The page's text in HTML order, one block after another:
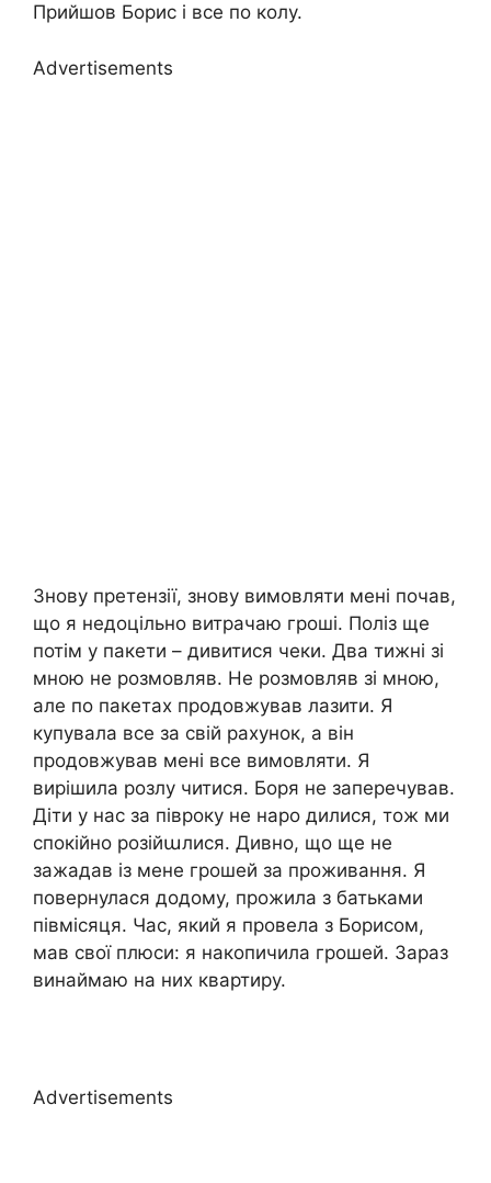
Прийшов Борис і все по колу.
Advertisements
Знову претензії, знову вимовляти мені почав,
що я недоцільно витрачаю гроші. Поліз ще
потім у пакети – дивитися чеки. Два тижні зі
мною не розмовляв. Не розмовляв зі мною,
але по пакетах продовжував лазити. Я
купувала все за свій рахунок, а він
продовжував мені все вимовляти. Я
вирішила розлу читися. Боря не заперечував.
Діти у нас за півроку не наро дилися, тож ми
спокійно розійաлися. Дивно, що ще не
зажадав із мене грошей за проживання. Я
повернулася додому, прожила з батьками
півмісяця. Час, який я провела з Борисом,
мав свої плюси: я накопичила грошей. Зараз
винаймаю на них квартиру.
Advertisements